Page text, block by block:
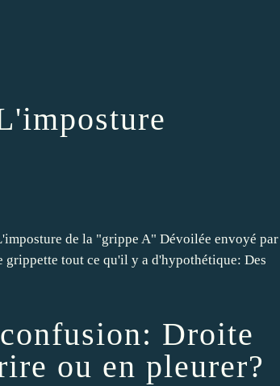
de la "grippe A" Dévoilée envoyé par
tout ce qu'il y a d'hypothétique: Des
Droite
ou en pleurer?